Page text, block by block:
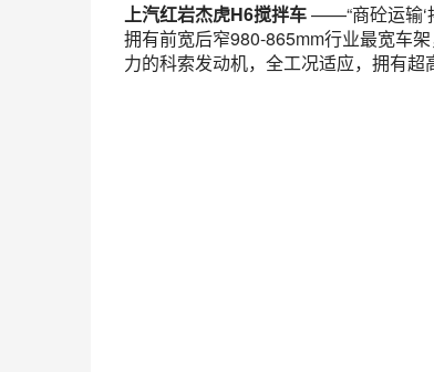
上汽红岩杰虎H6搅拌车——“商砼运输‘
拥有前宽后窄980-865mm行业最宽车
力的科索发动机，全工况适应，拥有超